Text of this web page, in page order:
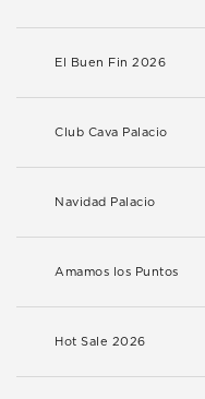
El Buen Fin 2026
Club Cava Palacio
Navidad Palacio
Amamos los Puntos
Hot Sale 2026